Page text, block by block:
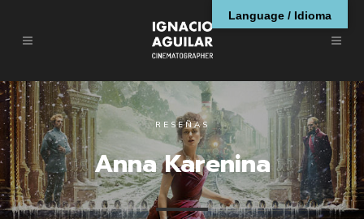
RESEÑAS
Anna Karenina
Language / Idioma